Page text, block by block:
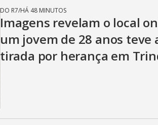
DO R7/HÁ 48 MINUTOS
Imagens revelam o local
um jovem de 28 anos teve
tirada por herança em